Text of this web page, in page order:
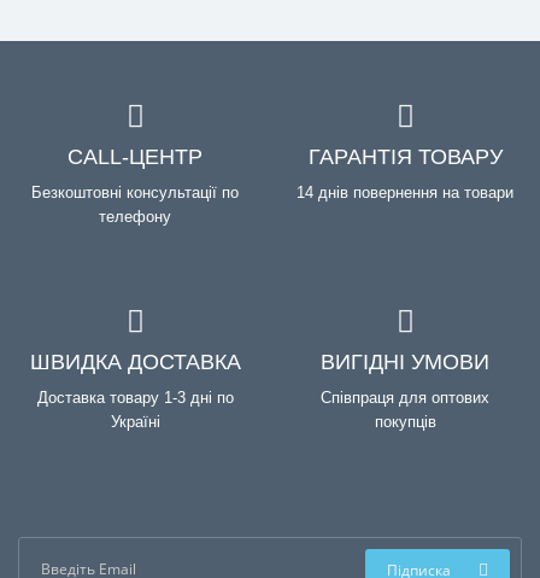
CALL-ЦЕНТР
Безкоштовні консультації по
телефону
ГАРАНТІЯ ТОВАРУ
14 днів повернення на товари
ШВИДКА ДОСТАВКА
Доставка товару 1-3 дні по
Україні
ВИГІДНІ УМОВИ
Співпраця для оптових
покупців
Підписка